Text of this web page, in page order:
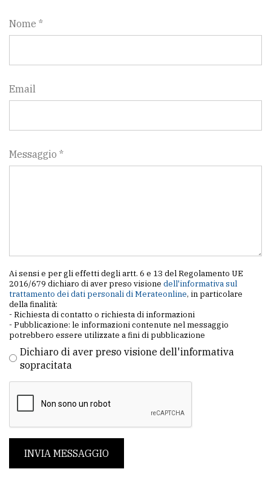
Nome *
Email
Messaggio *
Ai sensi e per gli effetti degli artt. 6 e 13 del Regolamento UE
2016/679 dichiaro di aver preso visione dell'informativa sul
trattamento dei dati personali di Merateonline, in particolare
della finalità:
- Richiesta di contatto o richiesta di informazioni
- Pubblicazione: le informazioni contenute nel messaggio
potrebbero essere utilizzate a fini di pubblicazione
Dichiaro di aver preso visione dell'informativa
sopracitata
INVIA MESSAGGIO